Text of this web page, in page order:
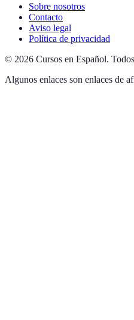
Sobre nosotros
Contacto
Aviso legal
Política de privacidad
© 2026 Cursos en Español.
Algunos enlaces son enlaces de